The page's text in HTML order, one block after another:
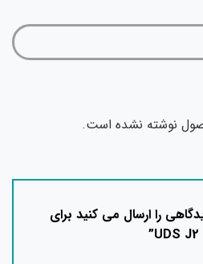
نوشته نشده است.
را ارسال می کنید برای